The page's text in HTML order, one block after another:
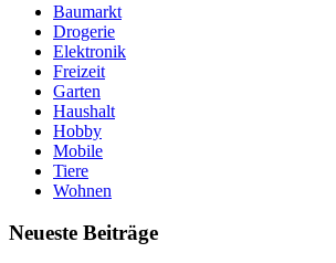
Baumarkt
Drogerie
Elektronik
Freizeit
Garten
Haushalt
Hobby
Mobile
Tiere
Wohnen
Neueste Beiträge